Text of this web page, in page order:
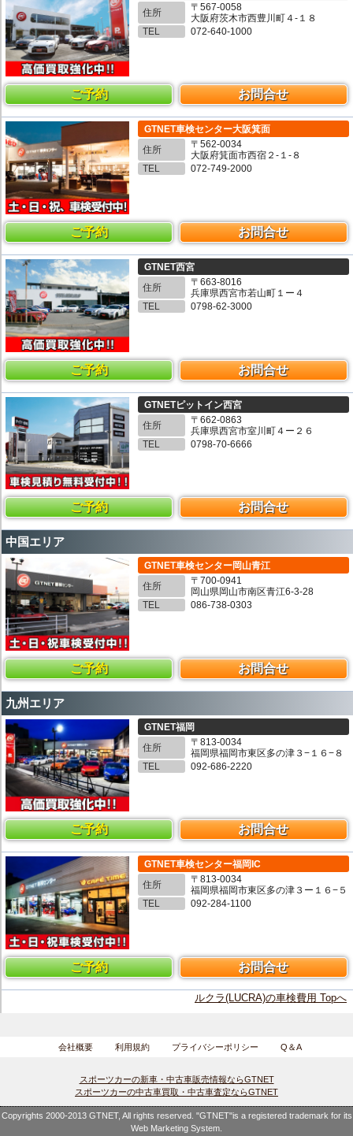
住所
〒567-0058
大阪府茨木市西豊川町４-１８
TEL
072-640-1000
ご予約 お問合せ
GTNET車検センター大阪箕面
住所
〒562-0034
大阪府箕面市西宿２-１-８
TEL
072-749-2000
ご予約 お問合せ
GTNET西宮
住所
〒663-8016
兵庫県西宮市若山町１ー４
TEL
0798-62-3000
ご予約 お問合せ
GTNETピットイン西宮
住所
〒662-0863
兵庫県西宮市室川町４ー２６
TEL
0798-70-6666
ご予約 お問合せ
中国エリア
GTNET車検センター岡山青江
住所
〒700-0941
岡山県岡山市南区青江6-3-28
TEL
086-738-0303
ご予約 お問合せ
九州エリア
GTNET福岡
住所
〒813-0034
福岡県福岡市東区多の津３−１６−８
TEL
092-686-2220
ご予約 お問合せ
GTNET車検センター福岡IC
住所
〒813-0034
福岡県福岡市東区多の津３ー１６−５
TEL
092-284-1100
ご予約 お問合せ
ルクラ(LUCRA)の車検費用 Topへ
会社概要 利用規約 プライバシーポリシー Q＆A
スポーツカーの新車・中古車販売情報ならGTNET
スポーツカーの中古車買取・中古車査定ならGTNET
Copyrights 2000-2013 GTNET, All rights reserved. "GTNET"is a registered trademark for its
Web Marketing System.